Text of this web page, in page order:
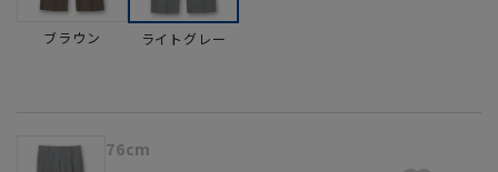
ブラウン ライトグレー
76cm